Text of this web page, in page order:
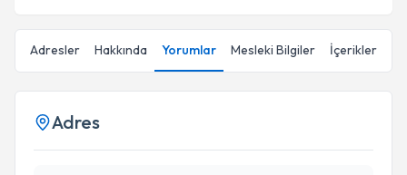
Adresler Hakkında Yorumlar Mesleki Bilgiler İçerikler
Adres